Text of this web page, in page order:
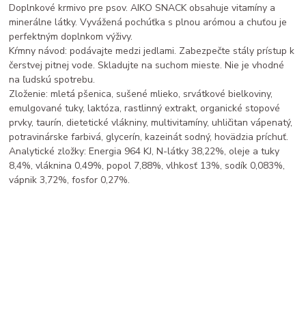
Doplnkové krmivo pre psov. AIKO SNACK obsahuje vitamíny a
minerálne látky. Vyvážená pochúťka s plnou arómou a chuťou je
perfektným doplnkom výživy.
Kŕmny návod: podávajte medzi jedlami. Zabezpečte stály prístup k
čerstvej pitnej vode. Skladujte na suchom mieste. Nie je vhodné
na ľudskú spotrebu.
Zloženie: mletá pšenica, sušené mlieko, srvátkové bielkoviny,
emulgované tuky, laktóza, rastlinný extrakt, organické stopové
prvky, taurín, dietetické vlákniny, multivitamíny, uhličitan vápenatý,
potravinárske farbivá, glycerín, kazeinát sodný, hovädzia príchuť.
Analytické zložky: Energia 964 KJ, N-látky 38,22%, oleje a tuky
8,4%, vláknina 0,49%, popol 7,88%, vlhkosť 13%, sodík 0,083%,
vápnik 3,72%, fosfor 0,27%.